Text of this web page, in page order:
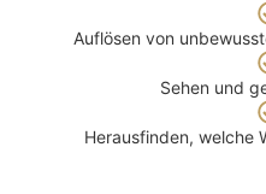
Auflösen von
Sehen und
Herausfinden, welche